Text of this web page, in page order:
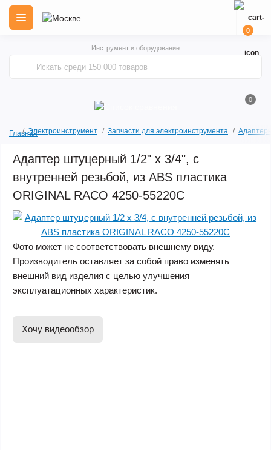
Инструмент и оборудование
0
0
ГлавнаяЭлектроинструмент Запчасти для электроинструмента
Адаптер штуцерный 1/2" x 3/4", с
внутренней резьбой, из ABS пластика
ORIGINAL RACO 4250-55220C
Фото может не соответствовать внешнему виду.
Производитель оставляет за собой право изменять
внешний вид изделия с целью улучшения
эксплуатационных характеристик.
Хочу видеообзор